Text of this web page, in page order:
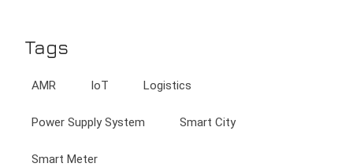
Tags
AMR IoT Logistics
Power Supply System Smart City
Smart Meter